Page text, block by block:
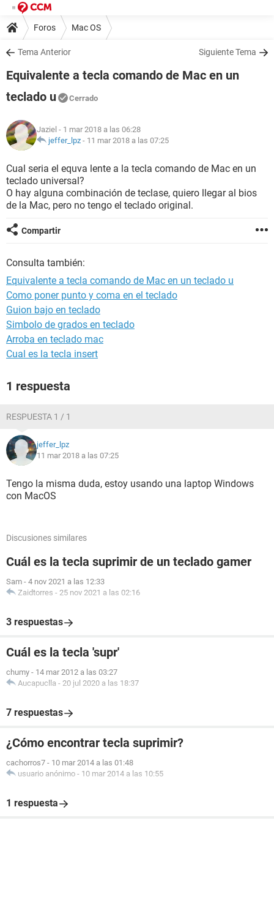
Foros Mac OS
Tema Anterior Siguiente Tema
Equivalente a tecla comando de Mac en un
teclado u
Cerrado
Jaziel - 1 mar 2018 a las 06:28
jeffer_lpz - 11 mar 2018 a las 07:25
Cual seria el equva lente a la tecla comando de Mac en un
teclado universal?
O hay alguna combinación de teclase, quiero llegar al bios
de la Mac, pero no tengo el teclado original.
Compartir
Consulta también:
Equivalente a tecla comando de Mac en un teclado u
Como poner punto y coma en el teclado
Guion bajo en teclado
Simbolo de grados en teclado
Arroba en teclado mac
Cual es la tecla insert
1 respuesta
RESPUESTA 1 / 1
jeffer_lpz
11 mar 2018 a las 07:25
Tengo la misma duda, estoy usando una laptop Windows
con MacOS
Discusiones similares
Cuál es la tecla suprimir de un teclado gamer
Sam - 4 nov 2021 a las 12:33
Zaidtorres - 25 nov 2021 a las 02:16
3 respuestas
Cuál es la tecla 'supr'
chumy - 14 mar 2012 a las 03:27
Aucapuclla - 20 jul 2020 a las 18:37
7 respuestas
¿Cómo encontrar tecla suprimir?
cachorros7 - 10 mar 2014 a las 01:48
usuario anónimo - 10 mar 2014 a las 10:55
1 respuesta